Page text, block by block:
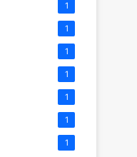
1
1
1
1
1
1
1